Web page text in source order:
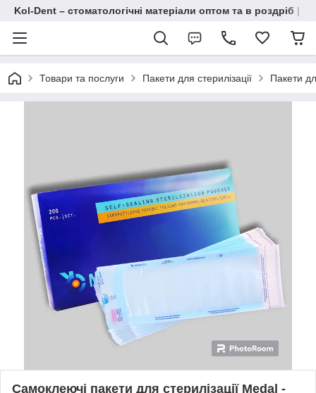
Kol-Dent – ​​стоматологічні матеріали оптом та в роздріб |
Товари та послуги Пакети для стерилізації Пакети
Самоклеючі пакети для стерилізації Medal -